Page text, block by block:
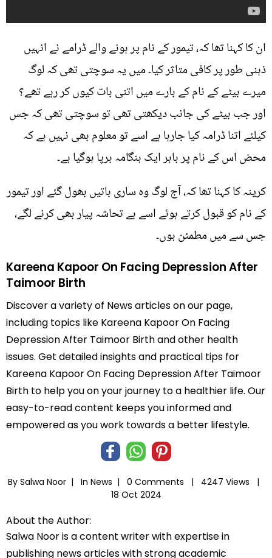
ان کا کہنا تھا کہ، تیمور کے نام پر ہونے والے ڈرامے نے انہیں
ذہنی طور پر کافی متاثر کیا۔ میں یہ سوچتی تھی کہ لوگ
میرے بیٹے کے نام کے بارے میں اتنی بات کیوں کر رہے تھے؟
اور جب بیٹے کی جانب دیکھتی تھی تو سوچتی تھی کہ جس
کیلئے اتنا ڈرامہ کیا جارہا ہے اسے تو معلوم بھی نہیں ہے کہ
محض اس کے نام پر باہر ایک ہنگامہ برپا ہوگیا ہے۔
کرینہ کا کہنا تھا کہ، آج لوگ وہ ساری باتیں بھول گئے اور تیمور
کے نام کو قبول کرتے ہوئے اسے بے تحاشہ پیار بھی کرنے لگے،
جس سے میں مطمئن ہوں۔
Kareena Kapoor On Facing Depression After
Taimoor Birth
Discover a variety of News articles on our page,
including topics like Kareena Kapoor On Facing
Depression After Taimoor Birth and other health
issues. Get detailed insights and practical tips for
Kareena Kapoor On Facing Depression After Taimoor
Birth to help you on your journey to a healthier life. Our
easy-to-read content keeps you informed and
empowered as you work towards a better lifestyle.
By Salwa Noor | In News | 0 Comments |
4247 Views |
18 Oct 2024
About the Author:
Salwa Noor is a content writer with expertise in
publishing news articles with strong academic